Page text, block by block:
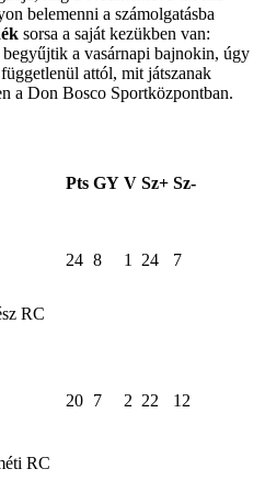
belemenni a számolgatásba
sorsa a saját kezükben van:
a vasárnapi bajnokin, úgy
attól, mit játszanak
a Don Bosco Sportközpontban.
Pts GY V Sz+ Sz-
RC
24 8 1 24 7
RC
20 7 2 22 12